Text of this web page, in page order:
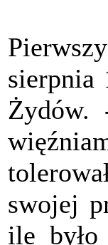
sierpnia
Żydów.
swojej
ile